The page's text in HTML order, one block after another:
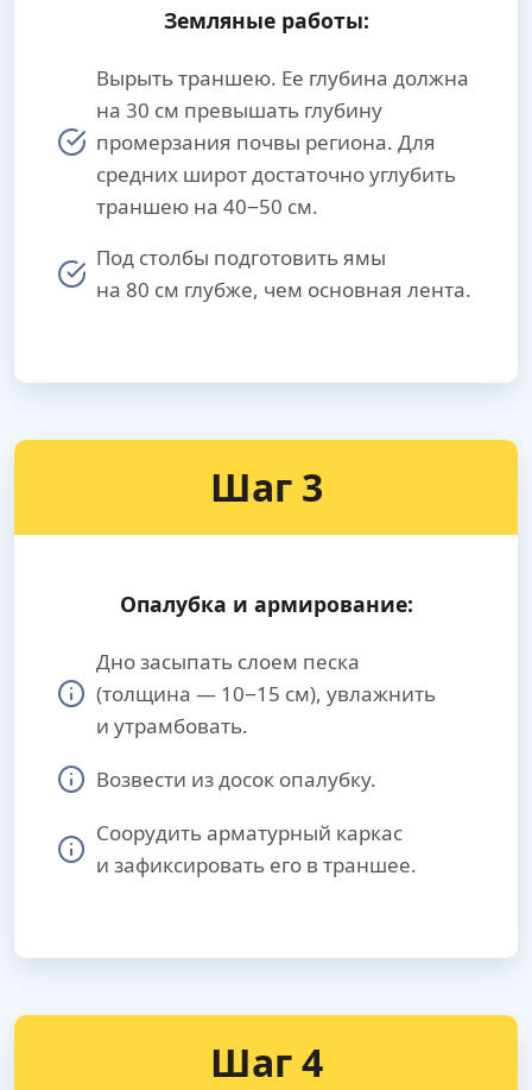
Земляные работы:
Вырыть траншею. Ее глубина должна
на 30 см превышать глубину
промерзания почвы региона. Для
средних широт достаточно углубить
траншею на 40−50 см.
Под столбы подготовить ямы
на 80 см глубже, чем основная лента.
Шаг 3
Опалубка и армирование:
Дно засыпать слоем песка
(толщина — 10−15 см), увлажнить
и утрамбовать.
Возвести из досок опалубку.
Соорудить арматурный каркас
и зафиксировать его в траншее.
Шаг 4